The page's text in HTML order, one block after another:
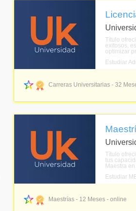
Título
exitosos,
optimizar
Estudiar
Carreras Universitarias - 32
Título
tus
Maestra
Estudiar
Maestrías - 12 Meses - online